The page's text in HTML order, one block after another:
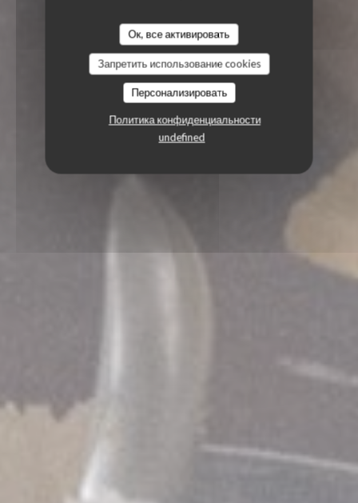
Ок, все активировать
Запретить использование cookies
Персонализировать
Политика конфиденциальности
undefined